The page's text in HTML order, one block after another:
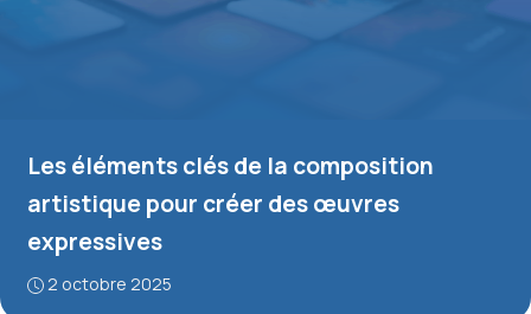
Les éléments clés de la composition
artistique pour créer des œuvres
expressives
2 octobre 2025